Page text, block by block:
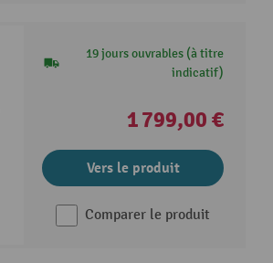
19 jours ouvrables (à titre
indicatif)
1 799,00 €
Vers le produit
Comparer le produit